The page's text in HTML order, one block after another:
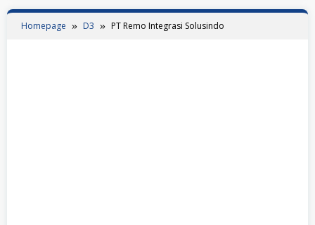
Homepage D3 PT Remo Integrasi Solusindo